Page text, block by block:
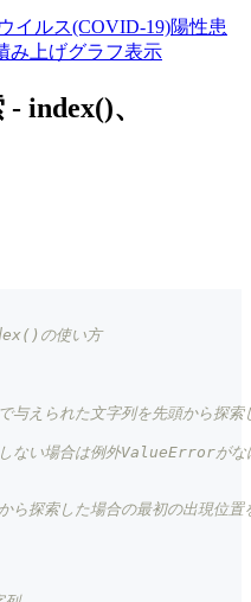
イルス(COVID-19)陽性患
み上げグラフ表示
index()、
の使い方
与えられた文字列を先頭から探索
ない場合は例外ValueErrorがな
ら探索した場合の最初の出現位置